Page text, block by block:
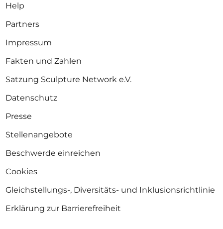
Help
Partners
Impressum
Fakten und Zahlen
Satzung Sculpture Network e.V.
Datenschutz
Presse
Stellenangebote
Beschwerde einreichen
Cookies
Gleichstellungs-, Diversitäts- und Inklusionsrichtlinie
Erklärung zur Barrierefreiheit